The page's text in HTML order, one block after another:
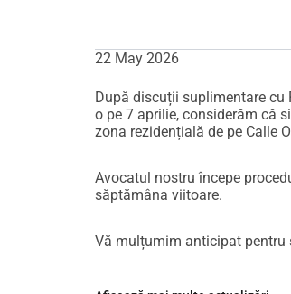
22 May 2026
După discuții suplimentare
o pe 7 aprilie, considerăm că
zona rezidențială de pe Calle
Avocatul nostru începe
săptămâna viitoare.
Vă mulțumim anticipat pentru